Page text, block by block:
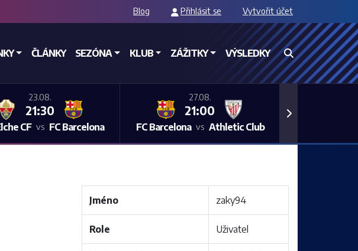
Blog Přihlásit se Vytvořit účet
ČLÁNKY SEZÓNA KLUB ZÁŽITKY VÝSLEDKY
23.08.
21:30
CF vs FC Barcelona
27.08.
21:00
FC Barcelona vs Athletic Club
Next
Jméno zaky94
Role Uživatel